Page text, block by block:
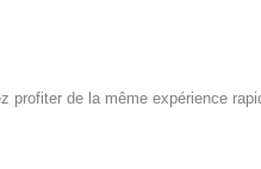
de la même expérience